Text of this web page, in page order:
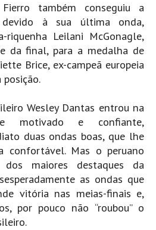
também conseguiu a
à sua última onda,
riquenha Leilani McGonagle,
da final, para a medalha de
Brice, ex-campeã europeia
Wesley Dantas entrou na
motivado e confiante,
duas ondas boas, que lhe
confortável. Mas o peruano
maiores destaques da
as ondas que
vitória nas meias-finais e,
por pouco não “roubou” o